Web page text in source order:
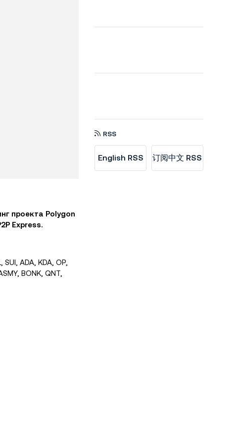
проекта Polygon
Express.
SUI, ADA, KDA, OP,
BONK, QNT,
RSS
English RSS 订阅中文 RSS